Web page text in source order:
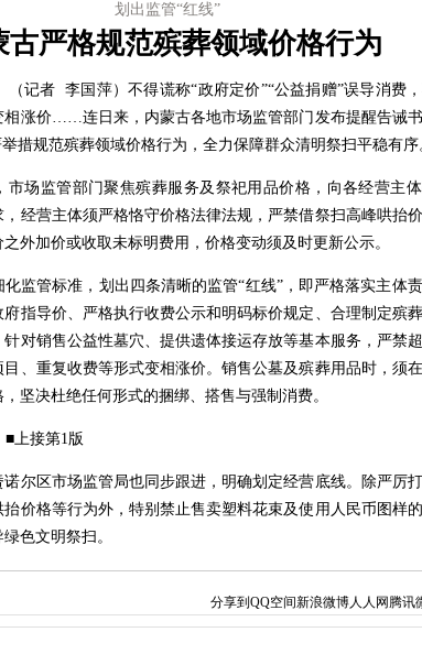
划出监管“红线”
古严格规范殡葬领域价格行为
者 李国萍）不得谎称“政府定价”“公益捐赠”误导消费
相涨价……连日来，内蒙古各地市场监管部门发布提醒告诫
措规范殡葬领域价格行为，全力保障群众清明祭扫平稳有序
场监管部门聚焦殡葬服务及祭祀用品价格，向各经营主
经营主体须严格恪守价格法律法规，严禁借祭扫高峰哄抬
外加价或收取未标明费用，价格变动须及时更新公示。
管标准，划出四条清晰的监管“红线”，即严格落实主体
指导价、严格执行收费公示和明码标价规定、合理制定殡
对销售公益性墓穴、提供遗体接运存放等基本服务，严禁
、重复收费等形式变相涨价。销售公墓及殡葬用品时，须
坚决杜绝任何形式的捆绑、搭售与强制消费。
接第1版
区市场监管局也同步跟进，明确划定经营底线。除严厉
价格等行为外，特别禁止售卖塑料花束及使用人民币图样
色文明祭扫。
。如群众发现相关价格违法行为，可保留证据并拨打12345
分享到 QQ空间新浪微博人人网 腾讯